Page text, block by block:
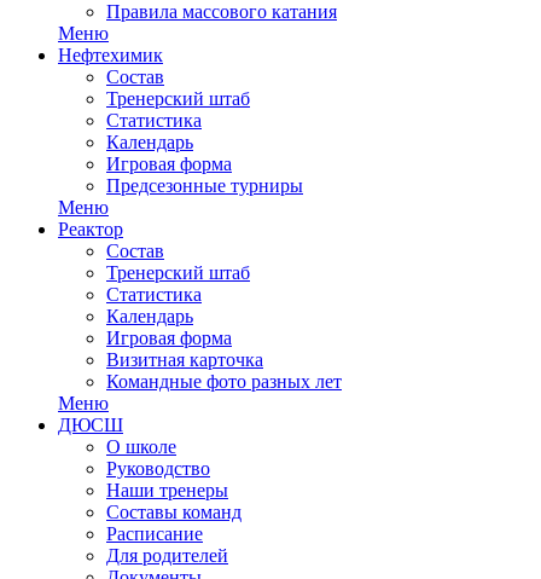
Правила массового катания
Меню
Нефтехимик
Состав
Тренерский штаб
Статистика
Календарь
Игровая форма
Предсезонные турниры
Меню
Реактор
Состав
Тренерский штаб
Статистика
Календарь
Игровая форма
Визитная карточка
Командные фото разных лет
Меню
ДЮСШ
О школе
Руководство
Наши тренеры
Составы команд
Расписание
Для родителей